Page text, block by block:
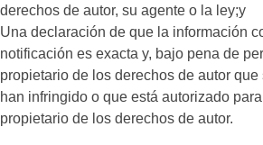
derechos de autor, su agente o la ley;y
Una declaración de que la información
notificación es exacta y, bajo pena de
propietario de los derechos de autor
han infringido o que está autorizado
propietario de los derechos de autor.